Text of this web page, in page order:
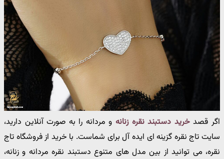
اگر قصدخرید دستبند نقره زنانهو مردانه را به صورت آنلاین دارید،
سایت تاج نقره گزینه ای ایده آل برای شماست. با خرید از فروشگاه تاج
نقره، می توانید از بین مدل های متنوع دستبند نقره مردانه و زنانه،